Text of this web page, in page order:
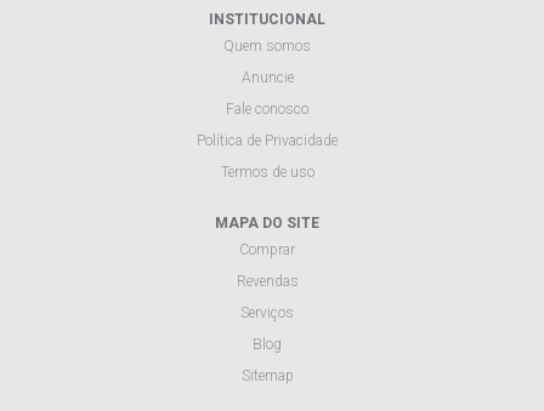
INSTITUCIONAL
Quem somos
Anuncie
Fale conosco
Política de Privacidade
Termos de uso
MAPA DO SITE
Comprar
Revendas
Serviços
Blog
Sitemap